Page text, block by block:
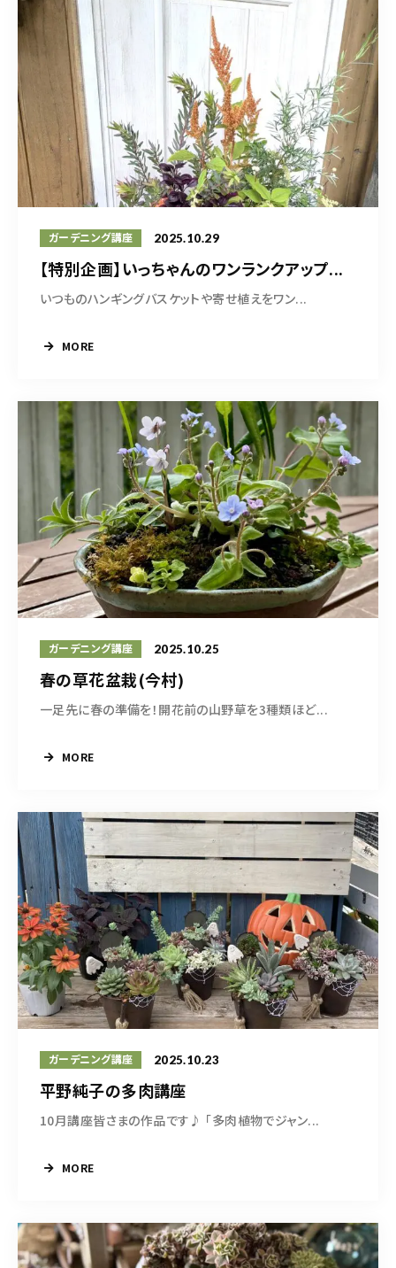
ガーデニング講座 2025.10.29
【特別企画】いっちゃんのワンランクアップ...
いつものハンギングバスケットや寄せ植えをワン...
MORE
ガーデニング講座 2025.10.25
春の草花盆栽(今村)
一足先に春の準備を！開花前の山野草を3種類ほど...
MORE
ガーデニング講座 2025.10.23
平野純子の多肉講座
10月講座皆さまの作品です♪ 「多肉植物でジャン...
MORE